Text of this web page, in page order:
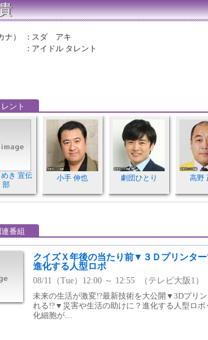
） ： スダ アキ
： アイドル タレント
ント
き 宣伝
部
小手 伸也 劇団ひとり 高野
番組
クイズＸ年後の当たり前▼３Ｄプリンタ
進化する人型ロボ
08/11（Tue）12:00 ～ 12:55 （テレビ大阪1）
未来の生活が激変!?最新技術を大公開▼3Dプリ
れる!?▼災害や生活の助けに？進化する人型ロ
化細胞が…